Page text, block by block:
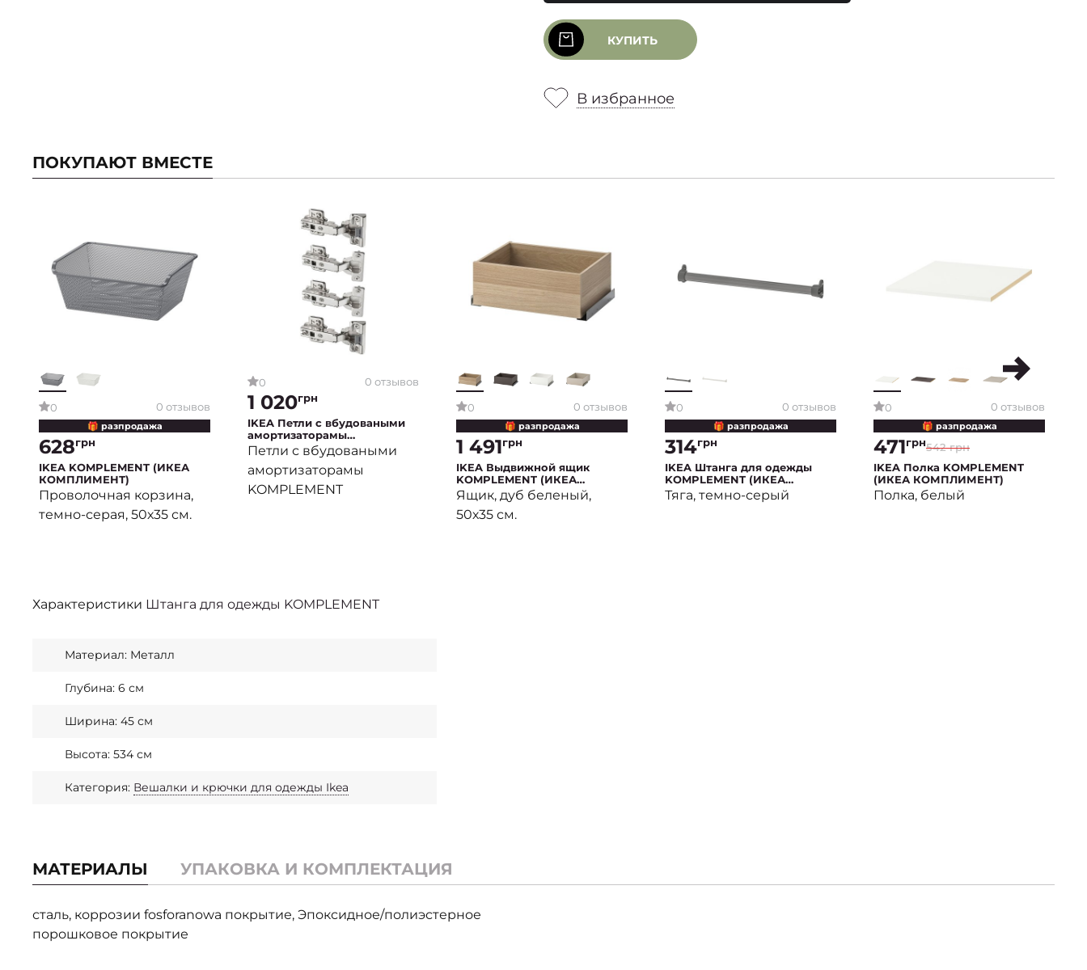
КУПИТЬ
В избранное
ПОКУПАЮТ ВМЕСТЕ
0 0 отзывов
🎁 разпродажа
628грн
IKEA KOMPLEMENT (ИКЕА
КОМПЛИМЕНТ)
Проволочная корзина,
темно-серая, 50х35 см.
0 0 отзывов
1 020грн
IKEA Петли с вбудоваными
амортизаторамы
KOMPLEMENT (ИКЕА
КОМПЛИМЕНТ)
Петли с вбудоваными
амортизаторамы
KOMPLEMENT
0 0 отзывов
🎁 разпродажа
1 491грн
IKEA Выдвижной ящик
KOMPLEMENT (ИКЕА
КОМПЛИМЕНТ)
Ящик, дуб беленый,
50х35 см.
0 0 отзывов
🎁 разпродажа
314грн
IKEA Штанга для одежды
KOMPLEMENT (ИКЕА
КОМПЛИМЕНТ)
Тяга, темно-серый
0 0 отзывов
🎁 разпродажа
542 грн
471грн
IKEA Полка KOMPLEMENT
(ИКЕА КОМПЛИМЕНТ)
Полка, белый
Характеристики Штанга для одежды KOMPLEMENT
Материал: Металл
Глубина: 6 см
Ширина: 45 см
Высота: 534 см
Категория: Вешалки и крючки для одежды Ikea
МАТЕРИАЛЫ УПАКОВКА И КОМПЛЕКТАЦИЯ
сталь, коррозии fosforanowa покрытие, Эпоксидное/полиэстерное
порошковое покрытие